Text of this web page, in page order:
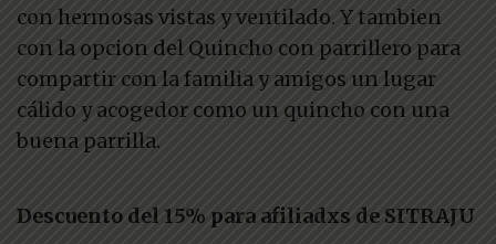
con hermosas vistas y ventilado. Y tambien
con la opcion del Quincho con parrillero para
compartir con la familia y amigos un lugar
cálido y acogedor como un quincho con una
buena parrilla.
Descuento del 15% para afiliadxs de SITRAJU